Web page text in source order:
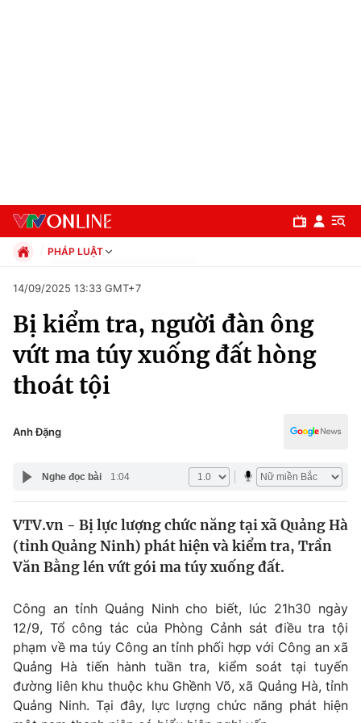
Chuyên mục
Chính trị
Thế giới
Thế giới đó đây
Câu chuyện quốc tế
Kinh tế
Tài chính
Thị trường
Góc doanh nghiệp
Dữ liệu và đời sống
Truyền hình
PHÁP LUẬT
Xã hội
Pháp luật
Thể thao
Truyền hình
Văn hóa - Giải trí
Đời sống
Giáo dục
14/09/2025 13:33 GMT+7
Bị kiểm tra, người đàn ông
vứt ma túy xuống đất hòng
thoát tội
Anh Đặng
Nghe đọc bài 1:04
VTV.vn - Bị lực lượng chức năng tại xã Quảng Hà
(tỉnh Quảng Ninh) phát hiện và kiểm tra, Trần
Văn Bằng lén vứt gói ma túy xuống đất.
Công an tỉnh Quảng Ninh cho biết, lúc 21h30 ngày
12/9, Tổ công tác của Phòng Cảnh sát điều tra tội
phạm về ma túy Công an tỉnh phối hợp với Công an xã
Quảng Hà tiến hành tuần tra, kiểm soát tại tuyến
đường liên khu thuộc khu Ghềnh Võ, xã Quảng Hà, tỉnh
Quảng Ninh. Tại đây, lực lượng chức năng phát hiện